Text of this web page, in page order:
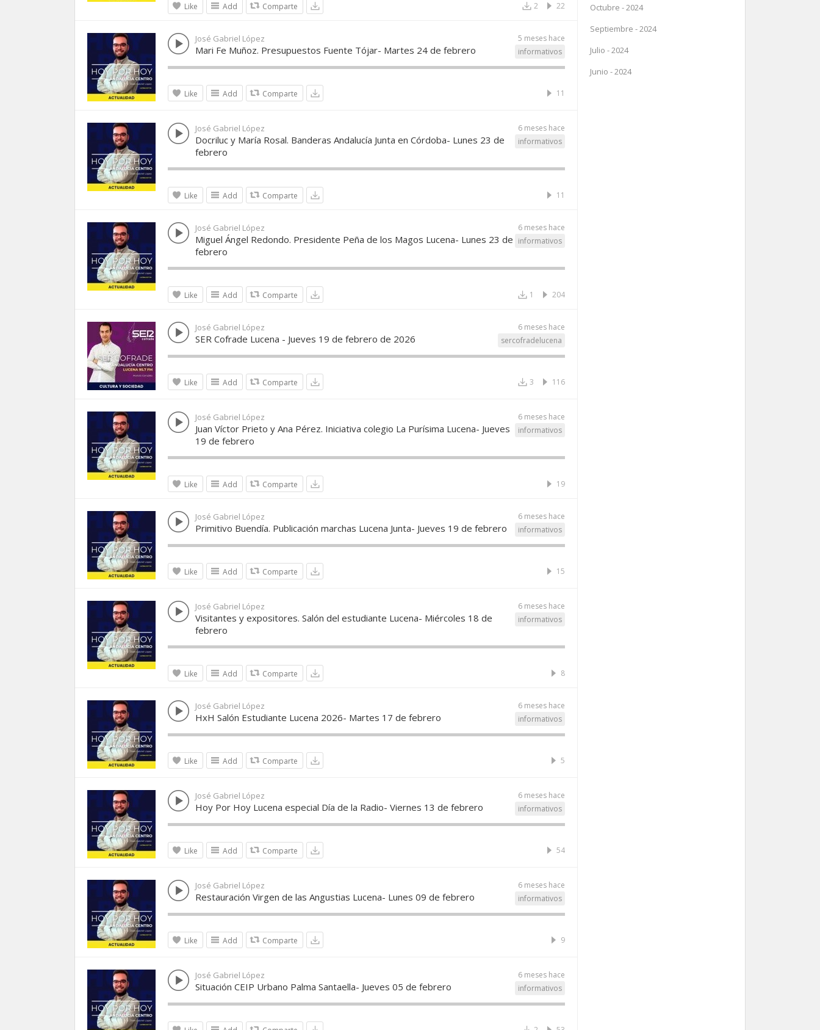
Like Add Comparte 22
2
5 meses hace
José Gabriel López
informativos
Mari Fe Muñoz. Presupuestos Fuente Tójar- Martes 24 de febrero
Like Add Comparte 11
6 meses hace
José Gabriel López
informativos
Docriluc y María Rosal. Banderas Andalucía Junta en Córdoba- Lunes 23 de
febrero
Like Add Comparte 11
6 meses hace
José Gabriel López
informativos
Miguel Ángel Redondo. Presidente Peña de los Magos Lucena- Lunes 23 de
febrero
Like Add Comparte 204
1
6 meses hace
José Gabriel López
sercofradelucena
SER Cofrade Lucena - Jueves 19 de febrero de 2026
Like Add Comparte 116
3
6 meses hace
José Gabriel López
informativos
Juan Víctor Prieto y Ana Pérez. Iniciativa colegio La Purísima Lucena- Jueves
19 de febrero
Like Add Comparte 19
6 meses hace
José Gabriel López
informativos
Primitivo Buendía. Publicación marchas Lucena Junta- Jueves 19 de febrero
Like Add Comparte 15
6 meses hace
José Gabriel López
informativos
Visitantes y expositores. Salón del estudiante Lucena- Miércoles 18 de
febrero
Like Add Comparte 8
6 meses hace
José Gabriel López
informativos
HxH Salón Estudiante Lucena 2026- Martes 17 de febrero
Like Add Comparte 5
6 meses hace
José Gabriel López
informativos
Hoy Por Hoy Lucena especial Día de la Radio- Viernes 13 de febrero
Like Add Comparte 54
6 meses hace
José Gabriel López
informativos
Restauración Virgen de las Angustias Lucena- Lunes 09 de febrero
Like Add Comparte 9
6 meses hace
José Gabriel López
informativos
Situación CEIP Urbano Palma Santaella- Jueves 05 de febrero
Octubre - 2024
Septiembre - 2024
Julio - 2024
Junio - 2024